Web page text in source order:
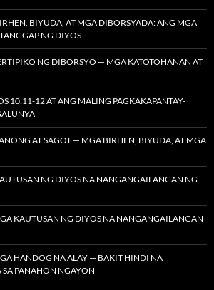
BIYUDA, AT MGA DIBORSYADA: ANG MGA
NG DIYOS
NG DIBORSYO — MGA KATOTOHANAN AT
10:11-12 AT ANG MALING PAGKAKAPANTAY-
AT SAGOT — MGA BIRHEN, BIYUDA, AT MGA
NG DIYOS NA NANGANGAILANGAN NG
KAUTUSAN NG DIYOS NA NANGANGAILANGAN
HANDOG NA ALAY — BAKIT HINDI NA
PANAHON NGAYON